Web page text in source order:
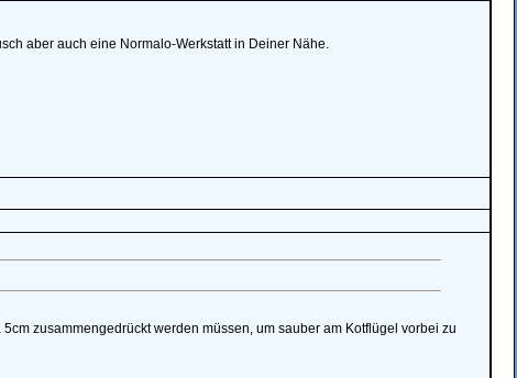
aber auch eine Normalo-Werkstatt in Deiner Nähe.
zusammengedrückt werden müssen, um sauber am Kotflügel vorbei zu